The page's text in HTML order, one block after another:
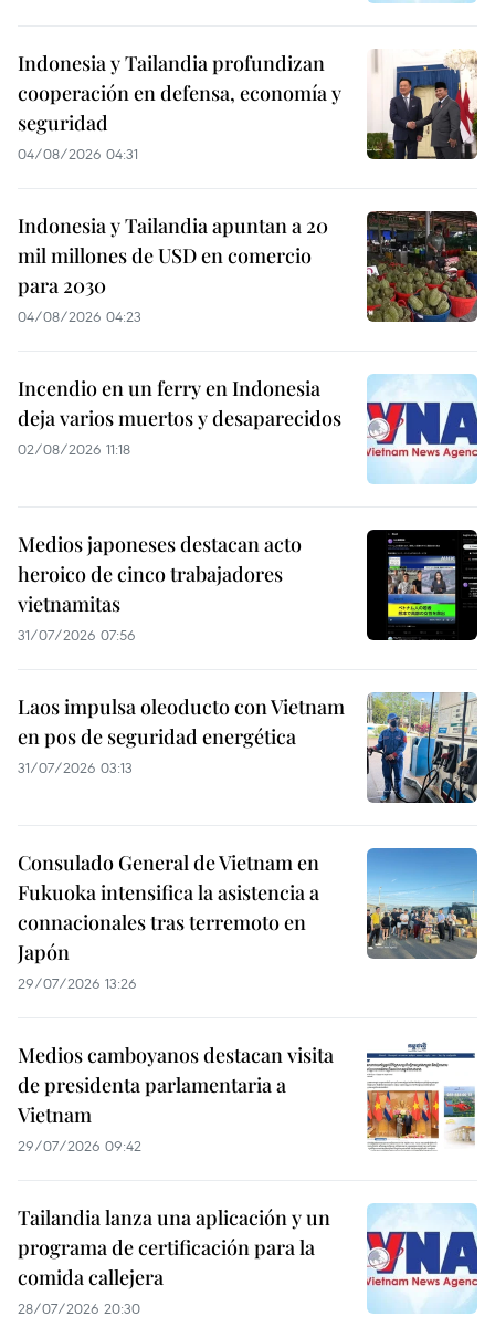
Indonesia y Tailandia profundizan
cooperación en defensa, economía y
seguridad
04/08/2026 04:31
Indonesia y Tailandia apuntan a 20
mil millones de USD en comercio
para 2030
04/08/2026 04:23
Incendio en un ferry en Indonesia
deja varios muertos y desaparecidos
02/08/2026 11:18
Medios japoneses destacan acto
heroico de cinco trabajadores
vietnamitas
31/07/2026 07:56
Laos impulsa oleoducto con Vietnam
en pos de seguridad energética
31/07/2026 03:13
Consulado General de Vietnam en
Fukuoka intensifica la asistencia a
connacionales tras terremoto en
Japón
29/07/2026 13:26
Medios camboyanos destacan visita
de presidenta parlamentaria a
Vietnam
29/07/2026 09:42
Tailandia lanza una aplicación y un
programa de certificación para la
comida callejera
28/07/2026 20:30